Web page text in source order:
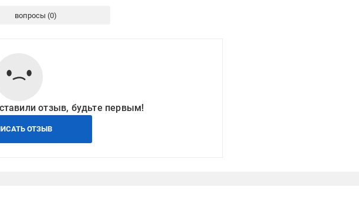
вопросы
отзыв, будьте первым!
ОТЗЫВ